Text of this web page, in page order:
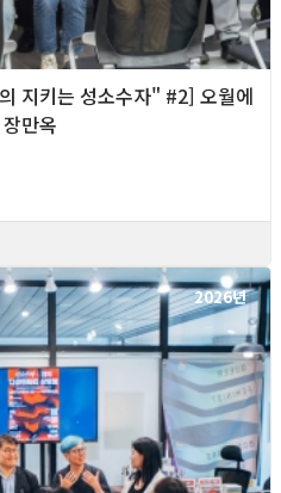
지키는 성소수자" #2] 오월에
만옥
2026년